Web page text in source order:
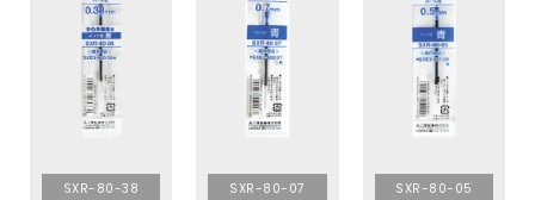
SXR-80-38 SXR-80-07 SXR-80-05